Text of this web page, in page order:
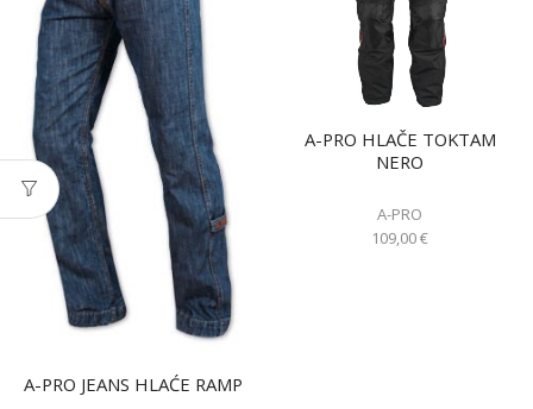
A-PRO JEANS HLAĆE RAMP
A-PRO HLAČE TOKTAM
NERO
A-PRO
109,00€